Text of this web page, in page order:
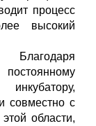
процесс
высокий
Благодаря
совместно с
области,